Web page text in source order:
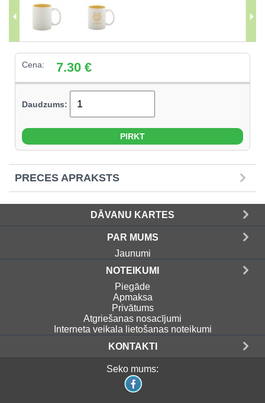
Cena: 7.30 €
Daudzums:
PRECES APRAKSTS
DĀVANU KARTES
PAR MUMS
Jaunumi
NOTEIKUMI
Piegāde
Apmaksa
Privātums
Atgriešanas nosacījumi
Interneta veikala lietošanas noteikumi
KONTAKTI
Seko mums: